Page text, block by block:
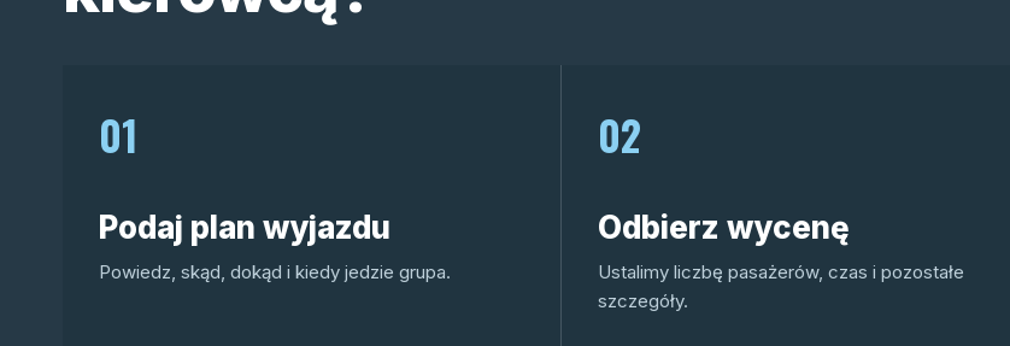
01
Podaj plan wyjazdu
Powiedz, skąd, dokąd i kiedy jedzie grupa.
02
Odbierz wycenę
Ustalimy liczbę pasażerów, czas i pozostałe
szczegóły.